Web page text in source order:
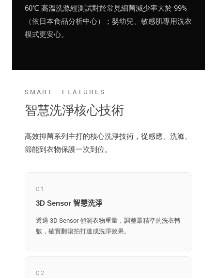
60℃ 高溫洗滌經測試對於常見細菌減少率大於 99%
（依日本食品分析中心）；嬰幼兒、敏感肌專用洗衣
模式更安心。
SMART FEATURES
智慧洗淨核心技術
高效抑菌系列主打的核心洗淨技術，從感應、洗滌、
節能到衣物保護一次到位。
01
3D Sensor 智慧洗淨
透過 3D Sensor 偵測衣物重量，調整最精準的洗衣轉
數，確實翻滾拍打達成洗淨效果。
02